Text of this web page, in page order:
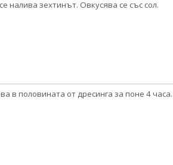
налива зехтинът. Овкусява се със сол.
в половината от дресинга за поне 4 часа.